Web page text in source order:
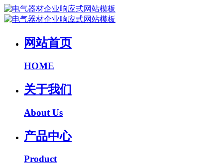
网站首页
HOME
关于我们
About Us
产品中心
Product